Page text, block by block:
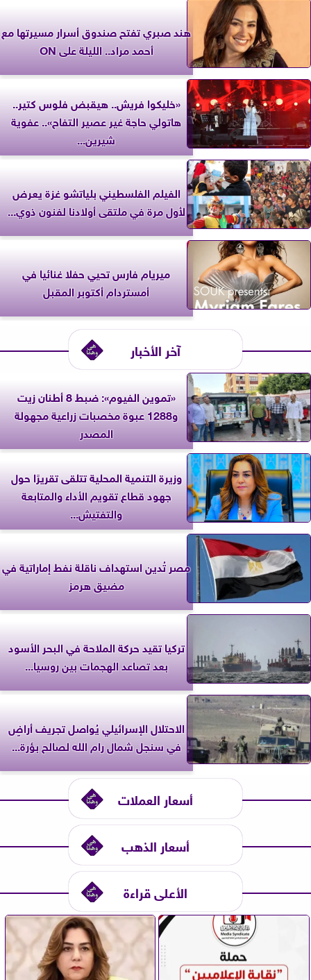
هند صبري تفتح صندوق أسرار مسيرتها مع
أحمد مراد.. الليلة على ON
«خليكوا فريش.. هيقبض فلوس كتير..
هاتولي حاجة غير عصير التفاح».. عفوية
شيرين...
الفيلم الفلسطيني بلياتشو غزة يعرض
لأول مرة في ملتقى أولادنا لفنون ذوي...
ميريام فارس تحيي حفلا غنائيا في
أمستردام أكتوبر المقبل
آخر الأخبار
«تموين الفيوم»: ضبط 8 أطنان زيت
و1288 عبوة مخصبات زراعية مجهولة
المصدر
وزيرة التنمية المحلية تتلقى تقريرًا حول
جهود قطاع تقويم الأداء والمتابعة
والتفتيش...
مصر تُدين استهداف ناقلة نفط إماراتية في
مضيق هرمز
تركيا تقيد حركة الملاحة في البحر الأسود
بعد تصاعد الهجمات بين روسيا...
الاحتلال الإسرائيلي يُواصل تجريف أراضٍ
في سنجل شمال رام الله لصالح بؤرة...
أسعار العملات
أسعار الذهب
الأعلى قراءة